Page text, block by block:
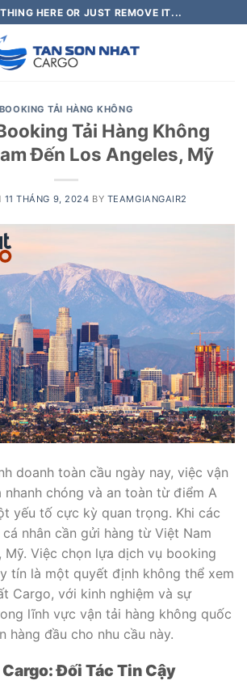
HERE OR JUST REMOVE IT...
BOOKING TẢI HÀNG KHÔNG
Tải Hàng Không
Đến Los Angeles, Mỹ
11 THÁNG 9, 2024 BY TEAMGIANGAIR2
doanh toàn cầu ngày nay, việc vận
nhanh chóng và an toàn từ điểm A
yếu tố cực kỳ quan trọng. Khi các
nhân cần gửi hàng từ Việt Nam
Mỹ. Việc chọn lựa dịch vụ booking
tín là một quyết định không thể xem
Cargo, với kinh nghiệm và sự
lĩnh vực vận tải hàng không quốc
hàng đầu cho nhu cầu này.
Đối Tác Tin Cậy